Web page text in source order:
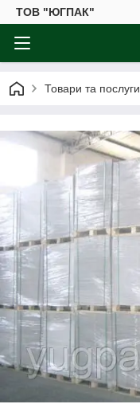
ТОВ "ЮГПАК"
Товари та послуги